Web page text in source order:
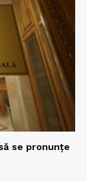
se pronunțe